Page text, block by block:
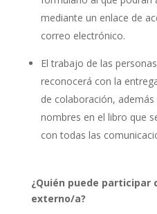
mediante un enlace de
correo electrónico.
El trabajo de las
reconocerá con la
de colaboración,
nombres en el libro que
con todas las
¿Quién puede participar
externo/a?